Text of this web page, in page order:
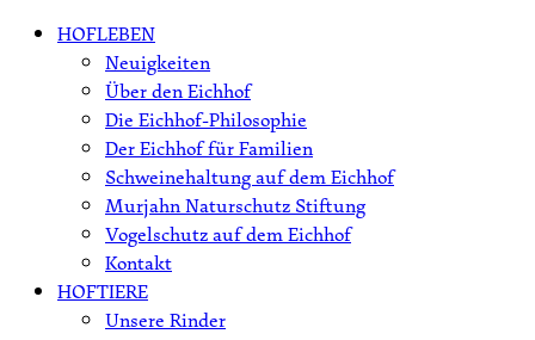
Skip HOFLEBEN
Neuigkeiten
Über den Eichhof
Die Eichhof-Philosophie
Der Eichhof für Familien
Schweinehaltung auf dem Eichhof
Murjahn Naturschutz Stiftung
Vogelschutz auf dem Eichhof
Kontakt
HOFTIERE
Unsere Rinder